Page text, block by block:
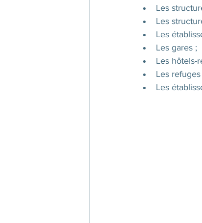
Les
Les
Les
Les gares ;
Les hôtels-
Les
Les